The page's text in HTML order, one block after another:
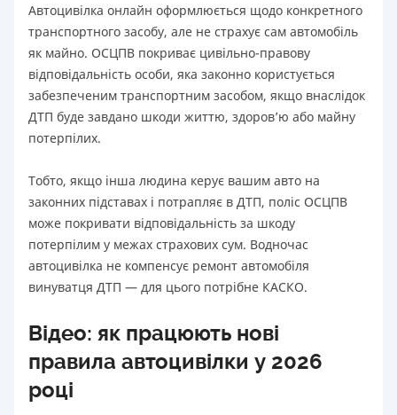
Автоцивілка онлайн оформлюється щодо конкретного
транспортного засобу, але не страхує сам автомобіль
як майно. ОСЦПВ покриває цивільно-правову
відповідальність особи, яка законно користується
забезпеченим транспортним засобом, якщо внаслідок
ДТП буде завдано шкоди життю, здоров’ю або майну
потерпілих.
Тобто, якщо інша людина керує вашим авто на
законних підставах і потрапляє в ДТП, поліс ОСЦПВ
може покривати відповідальність за шкоду
потерпілим у межах страхових сум. Водночас
автоцивілка не компенсує ремонт автомобіля
винуватця ДТП — для цього потрібне КАСКО.
Відео: як працюють нові
правила автоцивілки у 2026
році